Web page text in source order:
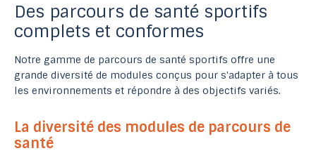
Des parcours de santé sportifs
complets et conformes
Notre gamme de parcours de santé sportifs offre une
grande diversité de modules conçus pour s'adapter à tous
les environnements et répondre à des objectifs variés.
La diversité des modules de parcours de
santé